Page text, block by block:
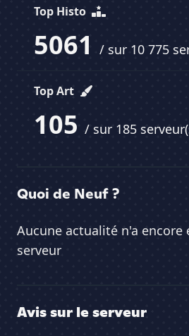
Top Histo
5061 / sur 10 775
Top Art
105 / sur 185
Quoi de Neuf ?
Aucune actualité n'a encore
serveur
Avis sur le serveur